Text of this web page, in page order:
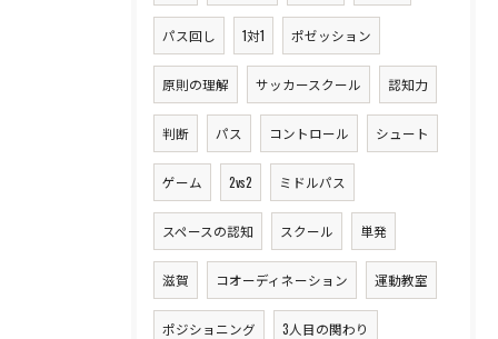
パス回し 1対1 ポゼッション
原則の理解 サッカースクール 認知力
判断 パス コントロール シュート
ゲーム 2vs2 ミドルパス
スペースの認知 スクール 単発
滋賀 コオーディネーション 運動教室
ポジショニング 3人目の関わり